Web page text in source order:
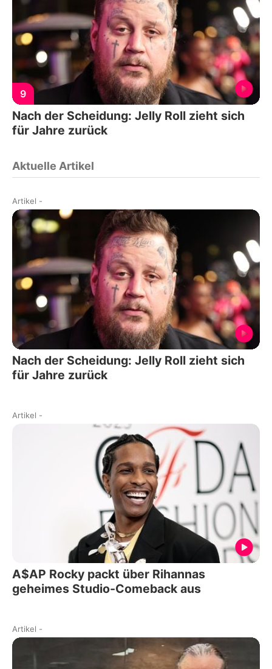
9
Nach der Scheidung: Jelly Roll zieht sich
für Jahre zurück
Aktuelle Artikel
Artikel -
Nach der Scheidung: Jelly Roll zieht sich
für Jahre zurück
Artikel -
A$AP Rocky packt über Rihannas
geheimes Studio-Comeback aus
Artikel -